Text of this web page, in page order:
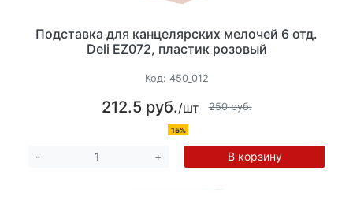
Подставка для канцелярских мелочей 6 отд.
Deli EZ072, пластик розовый
Код: 450_012
212.5 руб./шт 250 руб.
15%
- + В корзину